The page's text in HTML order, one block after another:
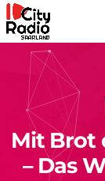
Mit Brot
– Das